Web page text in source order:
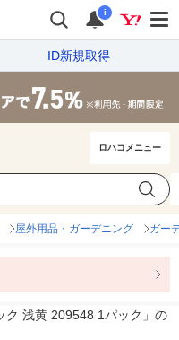
i
ID新規取得
ロハコメニュー
屋外用品・ガーデニング ガー